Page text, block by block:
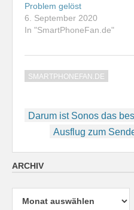
Problem gelöst
6. September 2020
In "SmartPhoneFan.de"
SMARTPHONEFAN.DE
Darum ist Sonos das
Ausflug zum
ARCHIV
Archiv